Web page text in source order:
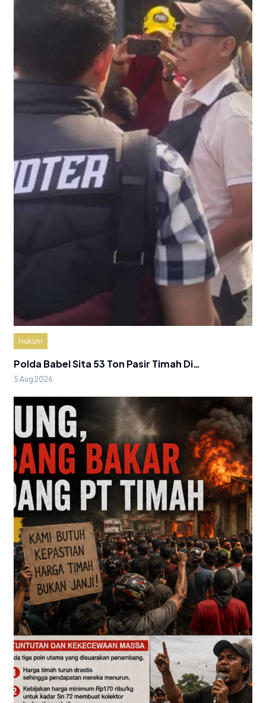
Hukum
Polda Babel Sita 53 Ton Pasir Timah Di…
5 Aug 2026